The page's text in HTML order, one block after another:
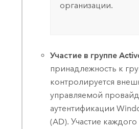
организации.
Участие в группе
принадлежность к
контролируется
управляемой
аутентификации
(AD). Участие